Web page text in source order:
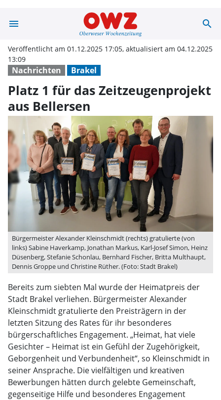
menu Platz 1 für dassearch
Nachrichten Brakel
Veröffentlicht am 01.12.2025 17:05, aktualisiert am 04.12.2025
13:09
Platz 1 für das Zeitzeugenprojekt
aus Bellersen
Bürgermeister Alexander Kleinschmidt (rechts) gratulierte (von
links) Sabine Haverkamp, Jonathan Markus, Karl-Josef Simon, Heinz
Düsenberg, Stefanie Schonlau, Bernhard Fischer, Britta Multhaupt,
Dennis Groppe und Christine Rüther. (Foto: Stadt Brakel)
Bereits zum siebten Mal wurde der Heimatpreis der
Stadt Brakel verliehen. Bürgermeister Alexander
Kleinschmidt gratulierte den Preisträgern in der
letzten Sitzung des Rates für ihr besonderes
bürgerschaftliches Engagement. „Heimat, hat viele
Gesichter – Heimat ist ein Gefühl der Zugehörigkeit,
Geborgenheit und Verbundenheit“, so Kleinschmidt in
seiner Ansprache. Die vielfältigen und kreativen
Bewerbungen hätten durch gelebte Gemeinschaft,
gegenseitige Hilfe und besonderes Engagement